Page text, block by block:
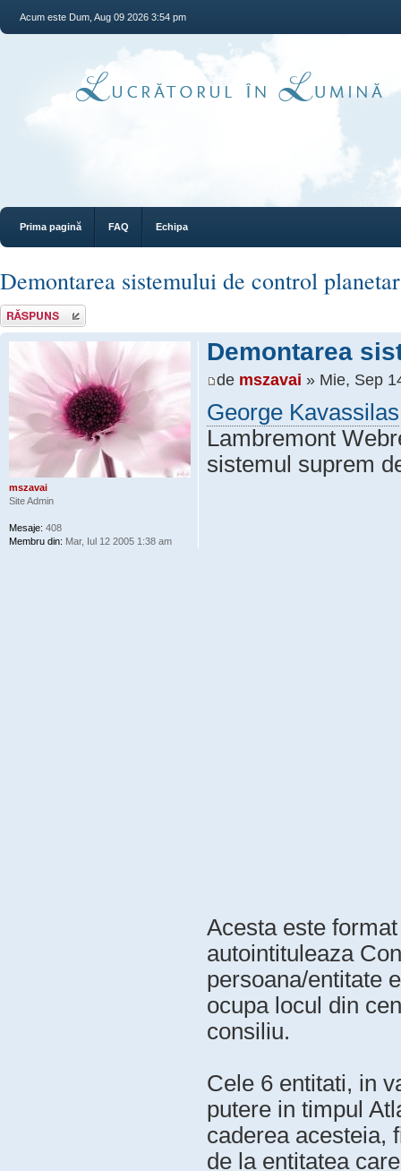
Acum este Dum, Aug 09 2026 3:54 pm
Prima pagină FAQ Echipa
Demontarea sistemului de control planetar
Răspunde
Demontarea
de mszavai » Mie, Sep
George Kavassilas
Lambremont
sistemul suprem
Acesta este
autointituleaza
persoana/entitate
ocupa locul din
consiliu.
Cele 6 entitati, in
putere in timpul
caderea acesteia,
de la entitatea
mszavai
Site Admin
Mesaje: 408
Membru din: Mar, Iul 12 2005 1:38 am